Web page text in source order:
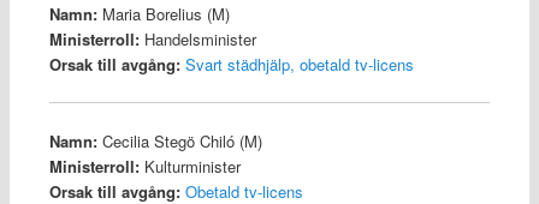
Namn:Maria Borelius (M)
Ministerroll:Handelsminister
Orsak till avgång: Svart städhjälp, obetald tv-licens
Namn:Cecilia Stegö Chiló (M)
Ministerroll:Kulturminister
Orsak till avgång: Obetald tv-licens